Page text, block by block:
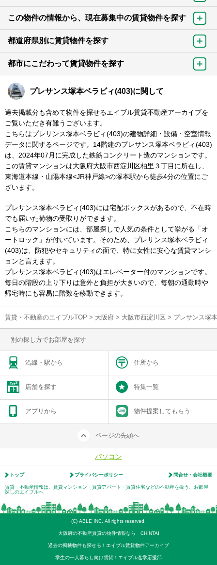
この物件の情報から、現在募集中の賃貸物件を探す
都道府県別に賃貸物件を探す
都市にこだわって賃貸物件を探す
プレサンス塚本ベラビィ(403)に関して
過去掲載分も含めて物件を探せるエイブル賃貸不動産アーカイブを
ご覧いただき有難うございます。
こちらはプレサンス塚本ベラビィ(403)の建物詳細・設備・空室情報
データに関するページです。14階建のプレサンス塚本ベラビィ(403)
は、2024年07月に完成した鉄筋コンクリート造のマンションです。
この賃貸マンションは大阪府大阪市西淀川区柏里３丁目に所在し、
東海道本線・山陽本線<JR神戸線>の塚本駅から徒歩4分の位置にご
ざいます。
プレサンス塚本ベラビィ(403)には宅配ボックスがあるので、不在時
でも届いた荷物の受取りができます。
こちらのマンションには、部屋探しで人気の条件として挙がる「オ
ートロック」が付いています。そのため、プレサンス塚本ベラビィ
(403)は、防犯やセキュリティの面で、特に女性に安心な賃貸マンシ
ョンと言えます。
プレサンス塚本ベラビィ(403)はエレベーター付のマンションです。
毎日の階段の上り下りは意外と負担が大きいので、毎朝の通勤時や
帰宅時にも容易に階数を移動できます。
賃貸・不動産のエイブルTOP > 大阪府 > 大阪市西淀川区 > プレサンス塚
別の探し方でお部屋を探す
沿線・駅から 住所から
店舗を探す 特集一覧
アプリから 物件提案してもらう
ページの先頭へ
パソコン
トップ プライバシーポリシー 問合せ・会社概要
賃貸・不動産情報は、賃貸マンション・賃貸アパート・賃貸住宅などの不動産を扱う、お部屋
探しのエイブルへ
(C) ABLE INC. All rights reserved.
大阪府の不動産賃貸の物件情報なら CHINTAI
過去の掲載物件も探せる！エイブル賃貸物件アーカイブ
学生の一人暮らし向け賃貸！エイブル進学応援部